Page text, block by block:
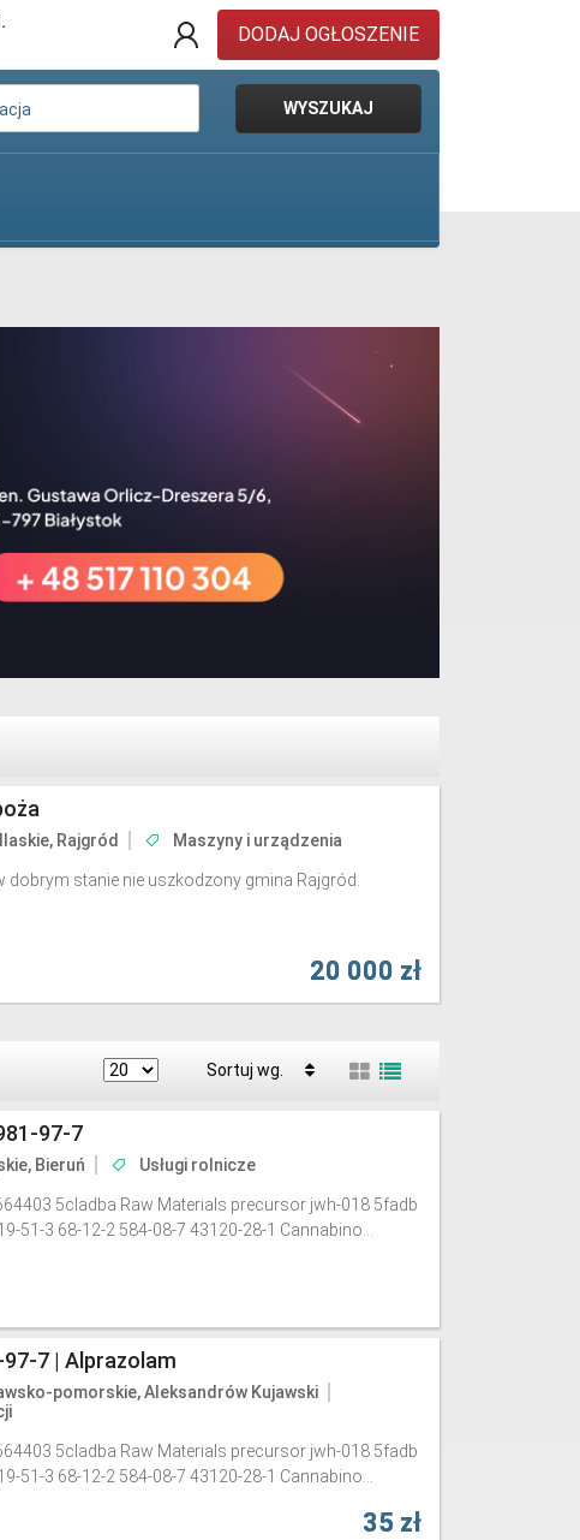
DODAJ OGŁOSZENIE
WYSZUKAJ
Rajgród Maszyny i urządzenia
dobrym stanie nie uszkodzony gmina Rajgród.
20 000 zł
Sortuj wg.
97-7
Bieruń Usługi rolnicze
5cladba Raw Materials precursor jwh-018 5fadb
51-3 68-12-2 584-08-7 43120-28-1 Cannabino...
7 | Alprazolam
pomorskie, Aleksandrów Kujawski
5cladba Raw Materials precursor jwh-018 5fadb
51-3 68-12-2 584-08-7 43120-28-1 Cannabino...
35 zł